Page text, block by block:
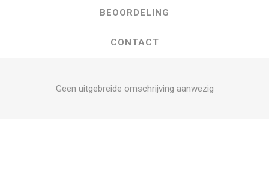
BEOORDELING
CONTACT
Geen uitgebreide omschrijving aanwezig